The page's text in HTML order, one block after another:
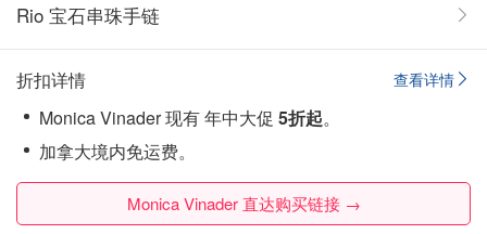
Rio 宝石串珠手链
查看详情
折扣详情
Monica Vinader 现有 年中大促 5折起。
加拿大境内免运费。
Monica Vinader 直达购买链接 →